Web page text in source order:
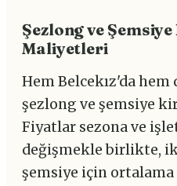
Şezlong ve
Maliyetleri
Hem Belcekız'da
şezlong ve şemsiye
Fiyatlar sezona ve
değişmekle birlikte,
şemsiye için ortalama